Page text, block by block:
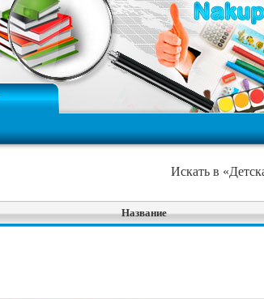
Искать в
Название